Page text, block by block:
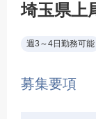
埼玉県上
週3～4日勤務可能
募集要項